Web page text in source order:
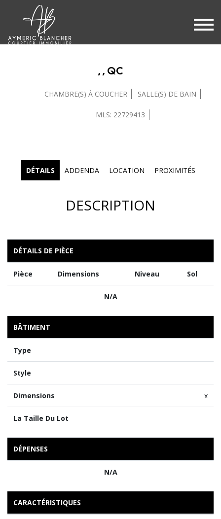
, , QC
CHAMBRE(S) À COUCHER SALLE(S) DE BAIN
MLS: 22729413
DÉTAILS ADDENDA LOCATION PROXIMITÉS
DESCRIPTION
DÉTAILS DE PIÈCE
Pièce Dimensions Niveau Sol
N/A
BÂTIMENT
Type
Style
Dimensions x
La Taille Du Lot
DÉPENSES
N/A
CARACTÉRISTIQUES